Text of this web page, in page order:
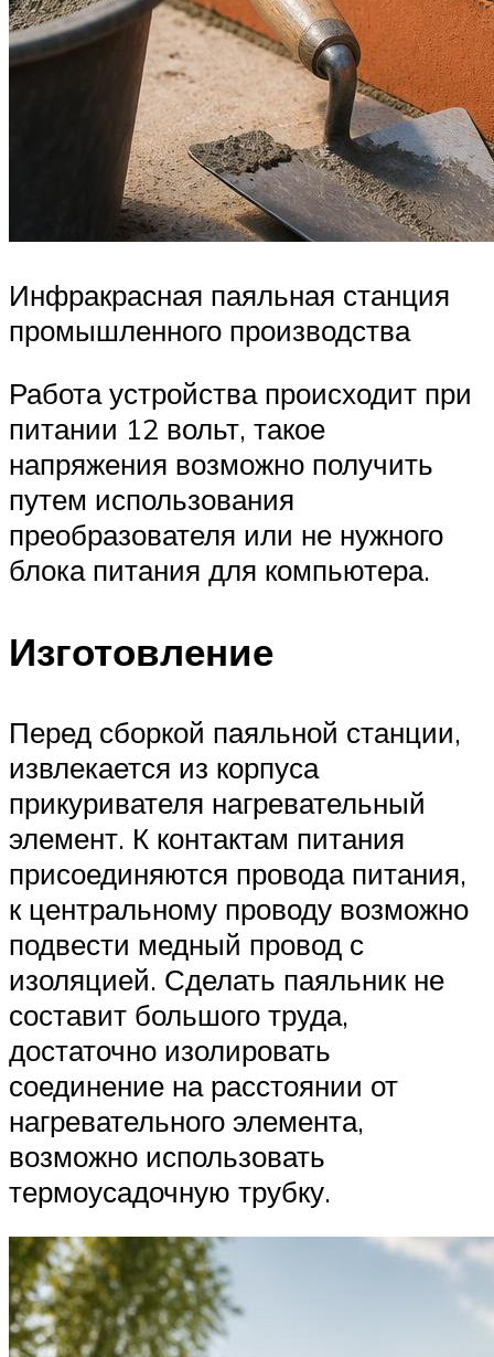
Инфракрасная паяльная станция
промышленного производства
Работа устройства происходит при
питании 12 вольт, такое
напряжения возможно получить
путем использования
преобразователя или не нужного
блока питания для компьютера.
Изготовление
Перед сборкой паяльной станции,
извлекается из корпуса
прикуривателя нагревательный
элемент. К контактам питания
присоединяются провода питания,
к центральному проводу возможно
подвести медный провод с
изоляцией. Сделать паяльник не
составит большого труда,
достаточно изолировать
соединение на расстоянии от
нагревательного элемента,
возможно использовать
термоусадочную трубку.